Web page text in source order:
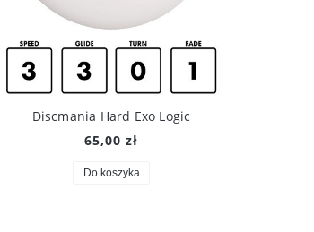
Discmania Hard Exo Logic
65,00 zł
Do koszyka